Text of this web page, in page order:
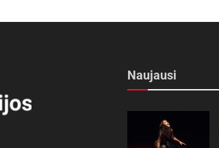
Naujausi